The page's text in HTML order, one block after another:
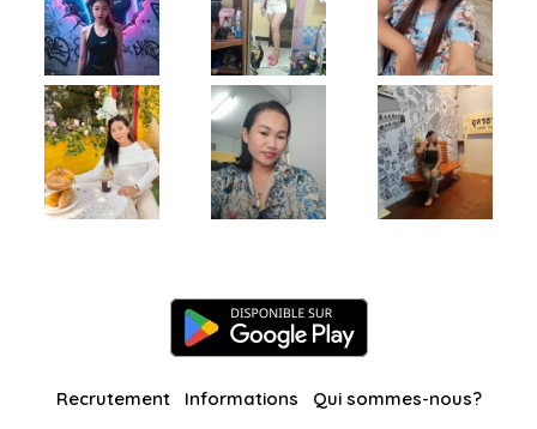
Recrutement Informations Qui sommes-nous?